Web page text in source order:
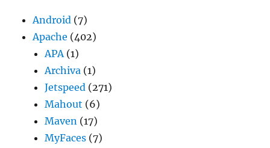
Android (7)
Apache (402)
APA(1)
Archiva (1)
Jetspeed (271)
Mahout (6)
Maven (17)
MyFaces (7)